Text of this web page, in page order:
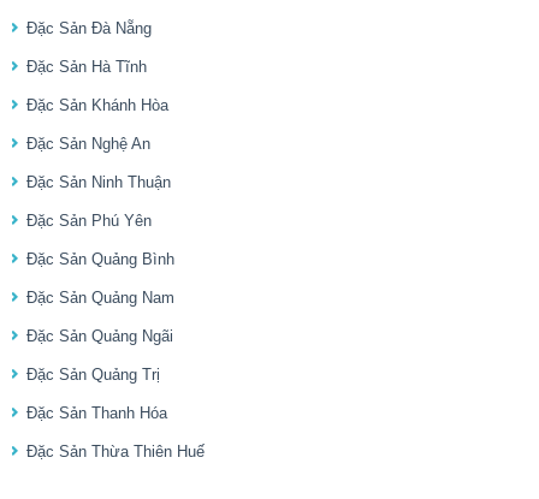
Đặc Sản Đà Nẵng
Đặc Sản Hà Tĩnh
Đặc Sản Khánh Hòa
Đặc Sản Nghệ An
Đặc Sản Ninh Thuận
Đặc Sản Phú Yên
Đặc Sản Quảng Bình
Đặc Sản Quảng Nam
Đặc Sản Quảng Ngãi
Đặc Sản Quảng Trị
Đặc Sản Thanh Hóa
Đặc Sản Thừa Thiên Huế